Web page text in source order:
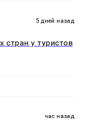
5 дней назад
у туристов
час назад